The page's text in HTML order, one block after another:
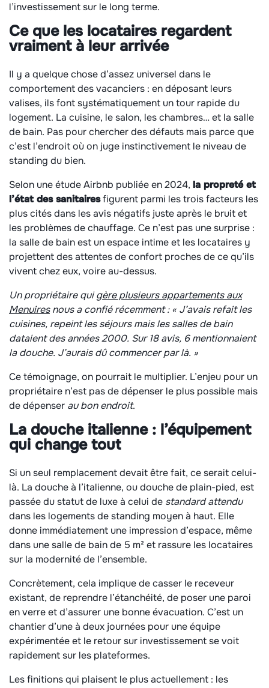
l’investissement sur le long terme.
Ce que les locataires regardent
vraiment à leur arrivée
Il y a quelque chose d’assez universel dans le
comportement des vacanciers : en déposant leurs
valises, ils font systématiquement un tour rapide du
logement. La cuisine, le salon, les chambres… et la salle
de bain. Pas pour chercher des défauts mais parce que
c’est l’endroit où on juge instinctivement le niveau de
standing du bien.
Selon une étude Airbnb publiée en 2024, la propreté et
l’état des sanitairesfigurent parmi les trois facteurs les
plus cités dans les avis négatifs juste après le bruit et
les problèmes de chauffage. Ce n’est pas une surprise :
la salle de bain est un espace intime et les locataires y
projettent des attentes de confort proches de ce qu’ils
vivent chez eux, voire au-dessus.
Un propriétaire quigère plusieurs appartements aux
Menuiresnous a confié récemment : « J’avais refait les
cuisines, repeint les séjours mais les salles de bain
dataient des années 2000. Sur 18 avis, 6 mentionnaient
la douche. J’aurais dû commencer par là. »
Ce témoignage, on pourrait le multiplier. L’enjeu pour un
propriétaire n’est pas de dépenser le plus possible mais
de dépenser au bon endroit.
La douche italienne : l’équipement
qui change tout
Si un seul remplacement devait être fait, ce serait celui-
là. La douche à l’italienne, ou douche de plain-pied, est
passée du statut de luxe à celui de standard attendu
dans les logements de standing moyen à haut. Elle
donne immédiatement une impression d’espace, même
dans une salle de bain de 5 m² et rassure les locataires
sur la modernité de l’ensemble.
Concrètement, cela implique de casser le receveur
existant, de reprendre l’étanchéité, de poser une paroi
en verre et d’assurer une bonne évacuation. C’est un
chantier d’une à deux journées pour une équipe
expérimentée et le retour sur investissement se voit
rapidement sur les plateformes.
Les finitions qui plaisent le plus actuellement : les